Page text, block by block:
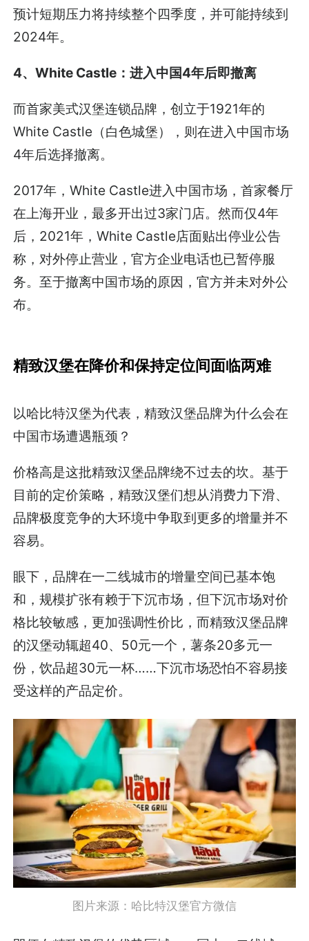
预计短期压力将持续整个四季度，并可能持续到
2024年。
4、White Castle：进入中国4年后即撤离
而首家美式汉堡连锁品牌，创立于1921年的
White Castle（白色城堡），则在进入中国市场
4年后选择撤离。
2017年，White Castle进入中国市场，首家餐厅
在上海开业，最多开出过3家门店。然而仅4年
后，2021年，White Castle店面贴出停业公告
称，对外停止营业，官方企业电话也已暂停服
务。至于撤离中国市场的原因，官方并未对外公
布。
精致汉堡在降价和保持定位间面临两难
以哈比特汉堡为代表，精致汉堡品牌为什么会在
中国市场遭遇瓶颈？
价格高是这批精致汉堡品牌绕不过去的坎。基于
目前的定价策略，精致汉堡们想从消费力下滑、
品牌极度竞争的大环境中争取到更多的增量并不
容易。
眼下，品牌在一二线城市的增量空间已基本饱
和，规模扩张有赖于下沉市场，但下沉市场对价
格比较敏感，更加强调性价比，而精致汉堡品牌
的汉堡动辄超40、50元一个，薯条20多元一
份，饮品超30元一杯……下沉市场恐怕不容易接
受这样的产品定价。
图片来源：哈比特汉堡官方微信